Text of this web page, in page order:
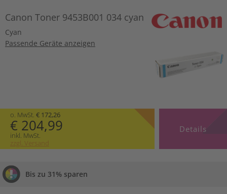
Canon Toner 9453B001 034 cyan
Cyan
Passende Geräte anzeigen
o. MwSt. € 172,26
€ 204,99
inkl. MwSt.
zzgl. Versand
Details
Bis zu 31% sparen